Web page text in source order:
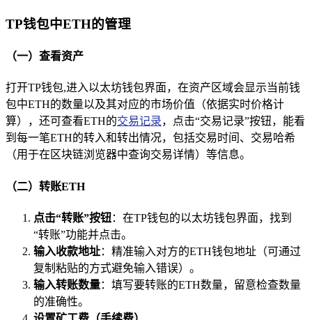
TP钱包中ETH的管理
（一）查看资产
打开TP钱包,进入以太坊钱包界面，在资产区域会显示当前钱
包中ETH的数量以及其对应的市场价值（依据实时价格计
算），还可查看ETH的交易记录，点击“交易记录”按钮，能看
到每一笔ETH的转入和转出情况，包括交易时间、交易哈希
（用于在区块链浏览器中查询交易详情）等信息。
（二）转账ETH
点击“转账”按钮：在TP钱包的以太坊钱包界面，找到
“转账”功能并点击。
输入收款地址：精准输入对方的ETH钱包地址（可通过
复制粘贴的方式避免输入错误）。
输入转账数量：填写要转账的ETH数量，留意检查数量
的准确性。